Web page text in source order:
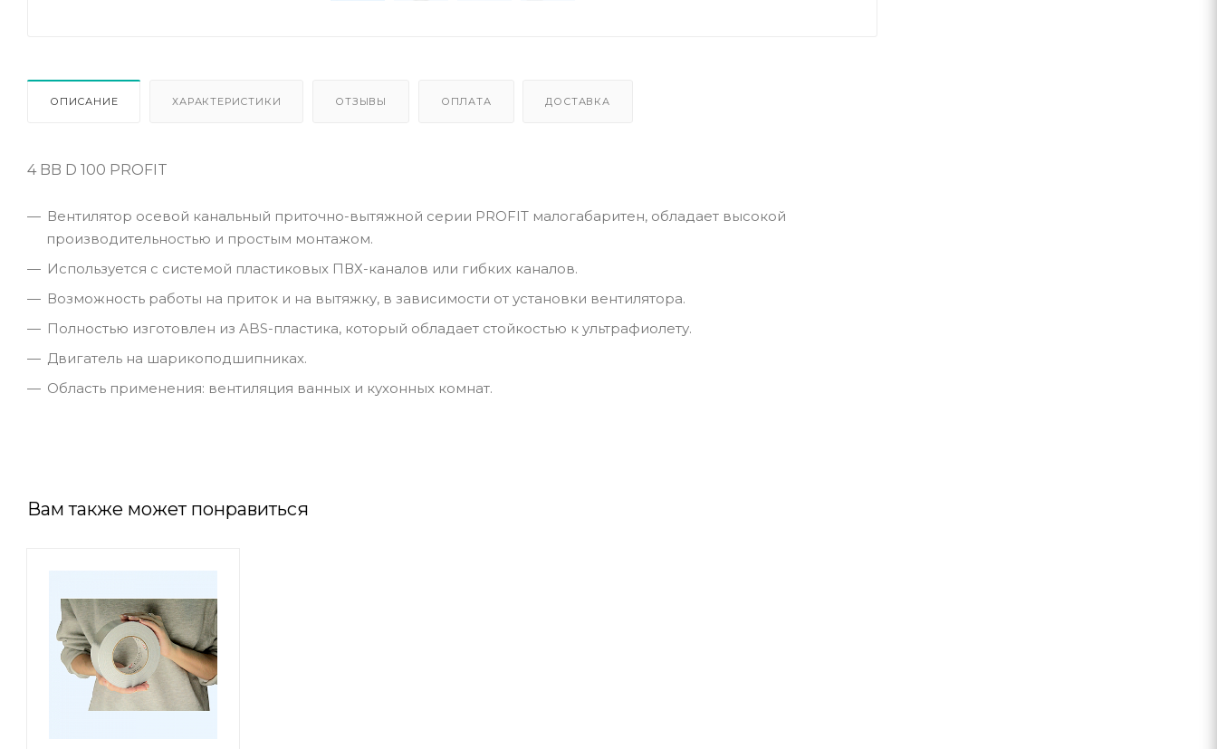
ОПИСАНИЕ ХАРАКТЕРИСТИКИ ОТЗЫВЫ ОПЛАТА ДОСТАВКА
4 BB D 100 PROFIT
Вентилятор осевой канальный приточно-вытяжной серии PROFIT малогабаритен, обладает высокой
производительностью и простым монтажом.
Используется с системой пластиковых ПВХ-каналов или гибких каналов.
Возможность работы на приток и на вытяжку, в зависимости от установки вентилятора.
Полностью изготовлен из ABS-пластика, который обладает стойкостью к ультрафиолету.
Двигатель на шарикоподшипниках.
Область применения: вентиляция ванных и кухонных комнат.
Вам также может понравиться